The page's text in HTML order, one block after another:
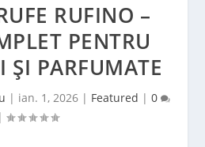
RUFINO –
PENTRU
ȘI PARFUMATE
| ian. 1, 2026 | Featured | 0
|